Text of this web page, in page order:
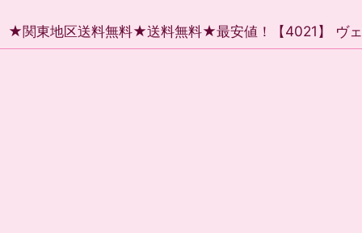
★関東地区送料無料★送料無料★最安値！【4021】 ヴ